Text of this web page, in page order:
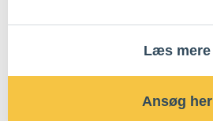
Læs mere
Ansøg her